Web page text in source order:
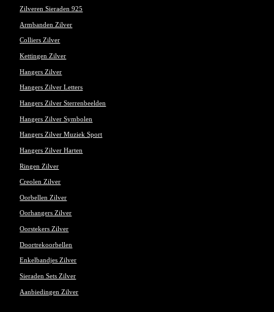
Zilveren Sieraden 925
Armbanden Zilver
Colliers Zilver
Kettingen Zilver
Hangers Zilver
Hangers Zilver Letters
Hangers Zilver Sterrenbeelden
Hangers Zilver Symbolen
Hangers Zilver Muziek Sport
Hangers Zilver Harten
Ringen Zilver
Creolen Zilver
Oorbellen Zilver
Oorhangers Zilver
Oorstekers Zilver
Doortrekoorbellen
Enkelbandjes Zilver
Sieraden Sets Zilver
Aanbiedingen Zilver